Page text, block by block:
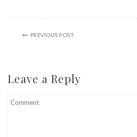
PREVIOUS POST
Leave a Reply